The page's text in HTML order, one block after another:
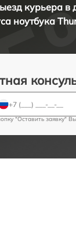
курьера в
ноутбука
"Оставить заявку"